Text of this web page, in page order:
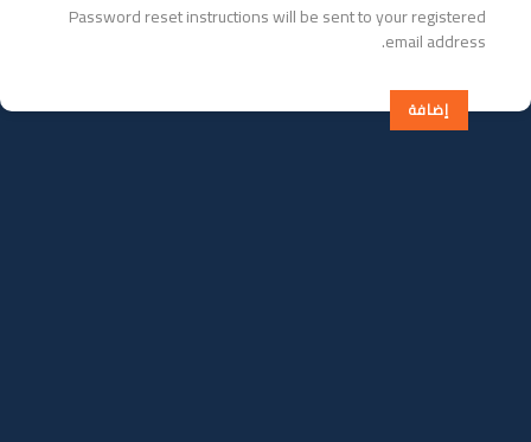
Password reset instructions will be sent to your registered
email address.